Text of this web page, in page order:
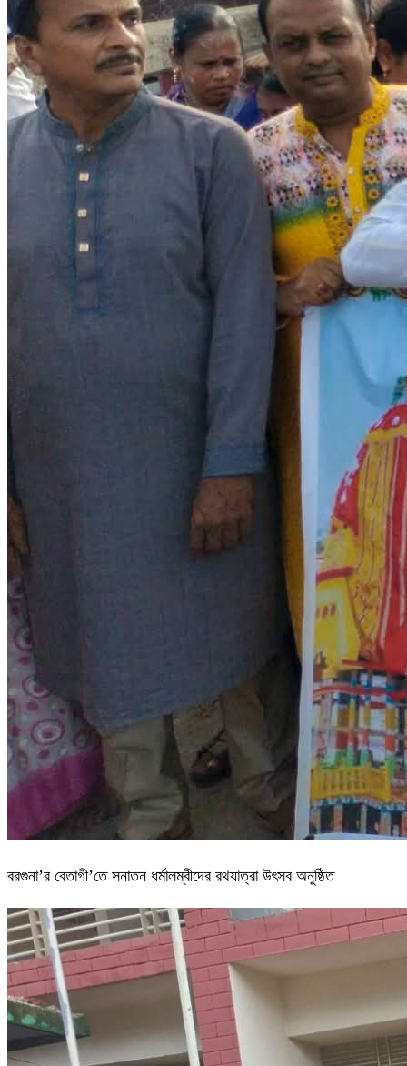
বরগুনা’র বেতাগী’তে সনাতন ধর্মালম্বীদের রথযাত্রা উৎসব অনুষ্ঠিত